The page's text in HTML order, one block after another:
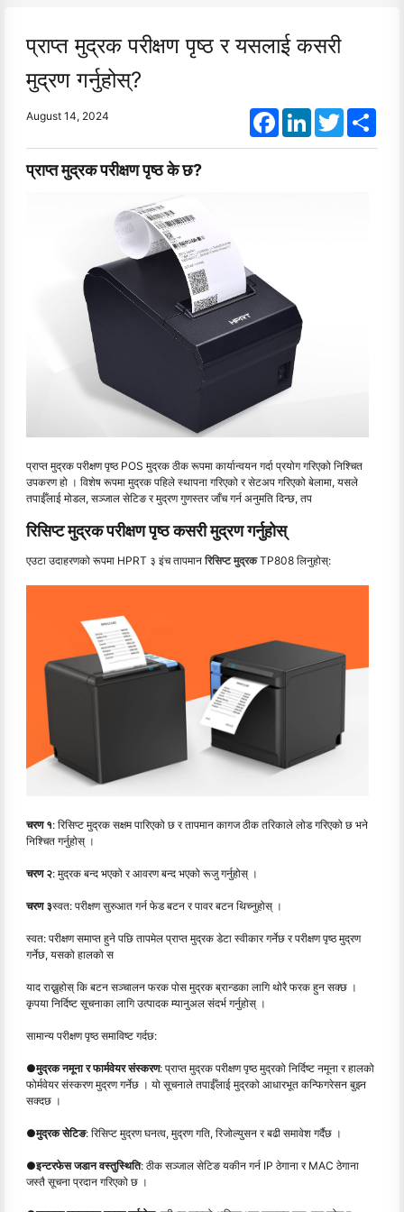
प्राप्त मुद्रक परीक्षण पृष्ठ र यसलाई कसरी
मुद्रण गर्नुहोस्?
August 14, 2024 FacebookLinkedInTwitter
प्राप्त मुद्रक परीक्षण पृष्ठ के छ?
प्राप्त मुद्रक परीक्षण पृष्ठ POS मुद्रक ठीक रूपमा कार्यान्वयन गर्दा प्रयोग गरिएको निश्चित
उपकरण हो । विशेष रूपमा मुद्रक पहिले स्थापना गरिएको र सेटअप गरिएको बेलामा, यसले
तपाईँलाई मोडल, सञ्जाल सेटिङ र मुद्रण गुणस्तर जाँच गर्न अनुमति दिन्छ, तप
रिसिप्ट मुद्रक परीक्षण पृष्ठ कसरी मुद्रण गर्नुहोस्
एउटा उदाहरणको रूपमा HPRT ३ इंच तापमान रिसिप्ट मुद्रकTP808 लिनुहोस्:
चरण १: रिसिप्ट मुद्रक सक्षम पारिएको छ र तापमान कागज ठीक तरिकाले लोड गरिएको छ भने
निश्चित गर्नुहोस् ।
चरण २: मुद्रक बन्द भएको र आवरण बन्द भएको रूजु गर्नुहोस् ।
चरण ३स्वत: परीक्षण सुरुआत गर्न फेड बटन र पावर बटन थिच्नुहोस् ।
स्वत: परीक्षण समाप्त हुने पछि तापमेल प्राप्त मुद्रक डेटा स्वीकार गर्नेछ र परीक्षण पृष्ठ मुद्रण
गर्नेछ, यसको हालको स
याद राख्नुहोस् कि बटन सञ्चालन फरक पोस मुद्रक ब्रान्डका लागि थोरै फरक हुन सक्छ ।
कृपया निर्दिष्ट सूचनाका लागि उत्पादक म्यानुअल संदर्भ गर्नुहोस् ।
सामान्य परीक्षण पृष्ठ समाविष्ट गर्दछ:
●मुद्रक नमूना र फार्मवेयर संस्करण: प्राप्त मुद्रक परीक्षण पृष्ठ मुद्रको निर्दिष्ट नमूना र हालको
फोर्मवेयर संस्करण मुद्रण गर्नेछ । यो सूचनाले तपाईँलाई मुद्रको आधारभूत कन्फिगरेसन बुझ्न
सक्दछ ।
●मुद्रक सेटिङ: रिसिप्ट मुद्रण घनत्व, मुद्रण गति, रिजोल्युसन र बढी समावेश गर्दैछ ।
●इन्टरफेस जडान वस्तुस्थिति: ठीक सञ्जाल सेटिङ यकीन गर्न IP ठेगाना र MAC ठेगाना
जस्तै सूचना प्रदान गरिएको छ ।